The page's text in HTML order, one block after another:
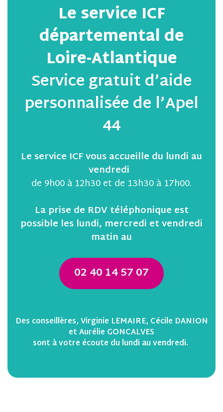
Le service ICF
départemental de
Loire-Atlantique
Service gratuit d’aide
personnalisée de l’Apel
44
Le service ICF vous accueille du lundi au
vendredi
de 9h00 à 12h30 et de 13h30 à 17h00.
La prise de RDV téléphonique est
possible les lundi, mercredi et vendredi
matin au
02 40 14 57 07
Des conseillères, Virginie LEMAIRE, Cécile DANION
et Aurélie GONCALVES
sont à votre écoute du lundi au vendredi.